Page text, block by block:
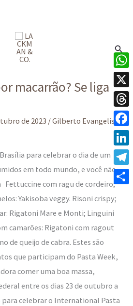
macarrão? Se liga
de 2023 /Gilberto Evangelista
para celebrar o dia de um
em todo mundo, e você não
Fettuccine com ragu de cordeiro;
Yakisoba veggy. Risoni crispy;
Rigatoni Mare e Monti; Linguini
camarões: Rigatoni com ragout
de queijo de cabra. Estes são
que participam do Pasta Week,
comer uma boa massa,
entre os dias 23 de outubro a
para celebrar o International Pasta
X